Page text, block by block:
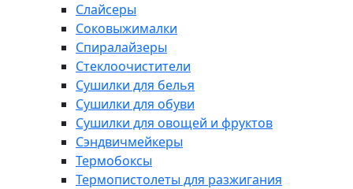
Слайсеры
Соковыжималки
Спиралайзеры
Стеклоочистители
Сушилки для белья
Сушилки для обуви
Сушилки для овощей и фруктов
Сэндвичмейкеры
Термобоксы
Термопистолеты для разжигания